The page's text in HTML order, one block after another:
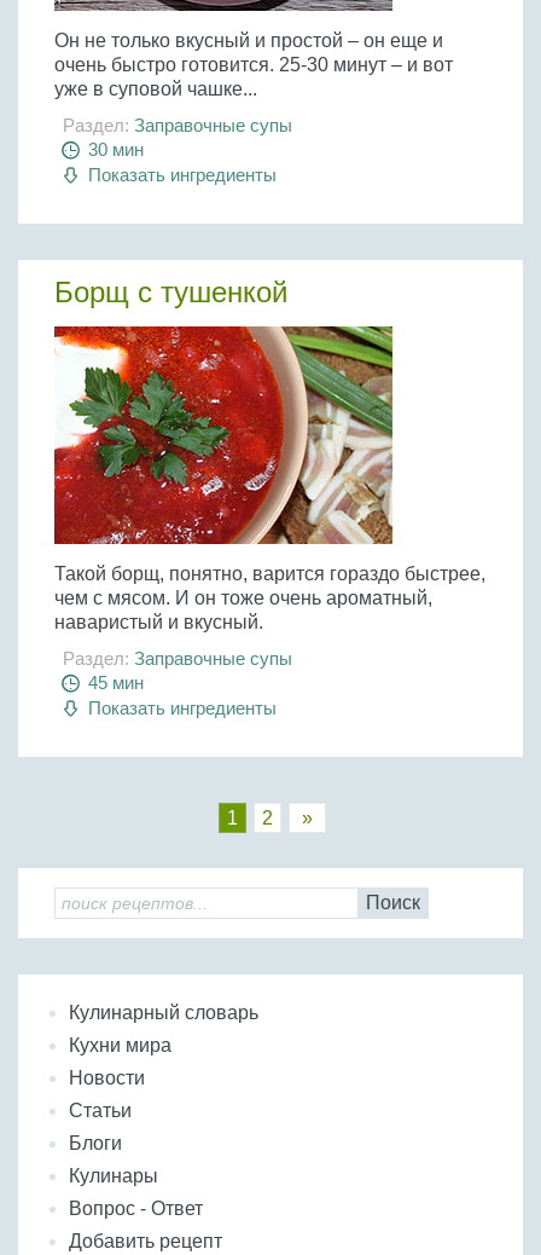
Он не только вкусный и простой – он еще и
очень быстро готовится. 25-30 минут – и вот
уже в суповой чашке...
Раздел: Заправочные супы
30 мин
Показать ингредиенты
Борщ с тушенкой
Такой борщ, понятно, варится гораздо быстрее,
чем с мясом. И он тоже очень ароматный,
наваристый и вкусный.
Раздел: Заправочные супы
45 мин
Показать ингредиенты
1 2 »
Поиск
Кулинарный словарь
Кухни мира
Новости
Статьи
Блоги
Кулинары
Вопрос - Ответ
Добавить рецепт